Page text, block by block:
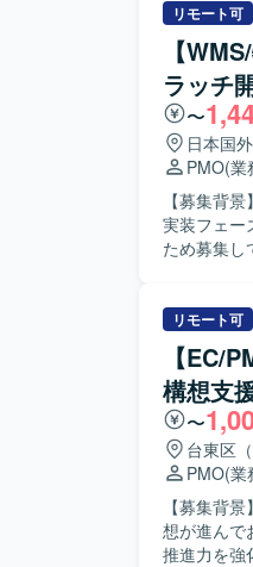
行ってい
可視化、
BPRの推
の関係各所との調
俯瞰しなが
企画や
キュメンテーショ
済関連プ
BPRの両
なステーク
得ることができます。 【開発環境】 基幹シス
リモート可
【
ラッチ
〜
日本国外
PMO(業
【募集背
実装フェー
ため募集しております。 【作業内容】 事
どPMO業務を
WMSに対
す。 関係
望ましいです。 【ポジションの魅力】 グループ全体のSCM改革と
て、中核と
ベンダコ
ードする経験を積むこと
ッチ開発
に関わっ
リモート可
【EC/
構想支
〜
台東区
PMO(業
【募集背
想が進んで
推進力を強